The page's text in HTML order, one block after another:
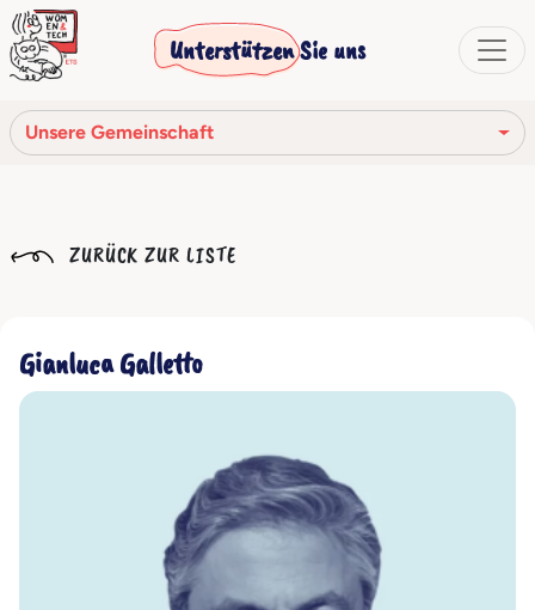
Unterstützen Sie uns
Unsere Gemeinschaft
Unsere Geschichte
Verhaltenskodex
Unsere Gemeinschaft
ZURÜCK ZUR LISTE
Gianluca Galletto